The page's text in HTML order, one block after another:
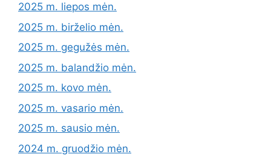
2025 m. liepos mėn.
2025 m. birželio mėn.
2025 m. gegužės mėn.
2025 m. balandžio mėn.
2025 m. kovo mėn.
2025 m. vasario mėn.
2025 m. sausio mėn.
2024 m. gruodžio mėn.